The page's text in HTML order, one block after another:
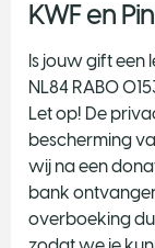
KWF en
Is jouw gift een
NL84 RABO
Let op! De
bescherming
wij na een
bank
overboeking